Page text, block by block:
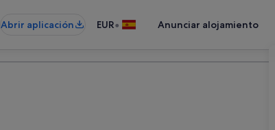
Abrir aplicación EUR• Anunciar alojamiento